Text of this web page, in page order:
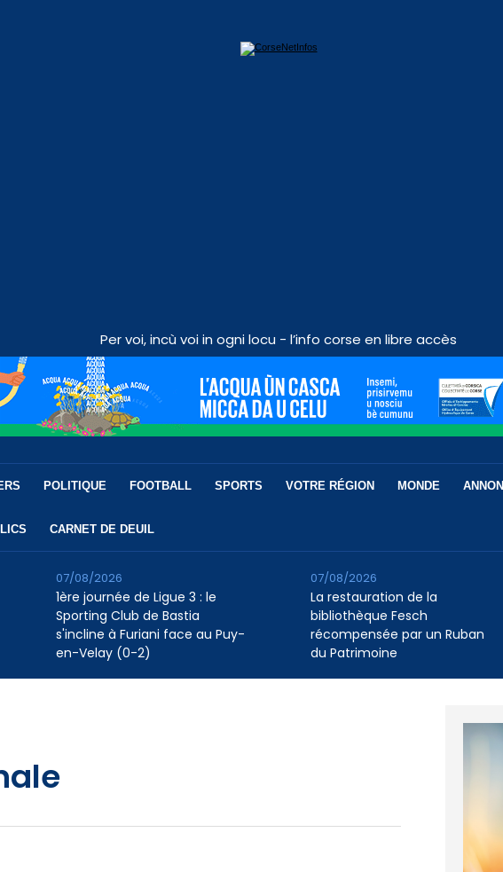
Per voi, incù voi in ogni locu - l’info corse en libre accès
POLITIQUE FOOTBALL SPORTS VOTRE RÉGION MONDE
CARNET DE DEUIL
1ère journée de Ligue 3 : le
Sporting Club de Bastia
s'incline à Furiani face au Puy-
en-Velay (0-2)
07/08/2026
La restauration de la
bibliothèque Fesch
récompensée par un Ruban
du Patrimoine
07/08/2026